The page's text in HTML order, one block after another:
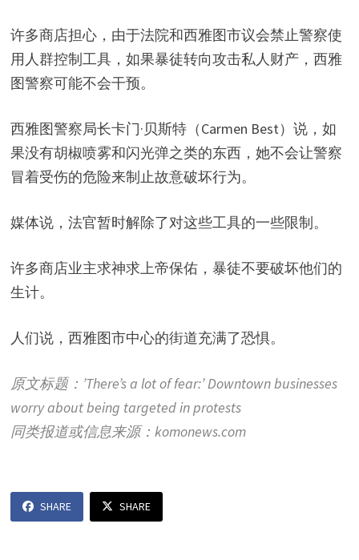
许多商店担心，由于法院和西雅图市议会禁止警察使
用人群控制工具，如果暴徒转向攻击私人财产，西雅
图警察可能不会干预。
西雅图警察局长卡门·贝斯特（Carmen Best）说，如
果没有胡椒喷雾和闪光弹之类的东西，她不会让警察
冒着受伤的危险来制止故意破坏行为。
媒体说，法官暂时解除了对这些工具的一些限制。
许多商店业主求神求上帝保佑，暴徒不要破坏他们的
生计。
人们说，西雅图市中心的街道充满了恐惧。
原文标题：’There’s a lot of fear:’ Downtown businesses
worry about being targeted in protests
同类报道或信息来源：komonews.com
SHARE SHARE